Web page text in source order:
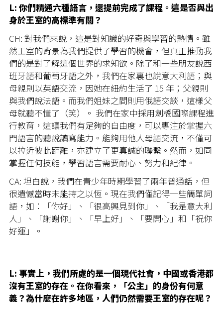
L: 你們精通六種語言，還提前完成了課程。這是否與出
身於王室的高標準有關？
CH: 對我們來說，這是對知識的好奇與學習的熱情。雖
然王室的背景為我們提供了學習的機會，但真正推動我
們的是對了解這個世界的求知欲。除了和一些朋友說西
班牙語和葡萄牙語之外，我們在家裏也說意大利語；與
母親則以英語交流，因她在紐約生活了 15 年；父親則
與我們說法語。而我們姐妹之間則用俄語交談，這樣父
母就聽不懂了（笑）。 我們在家中採用劍橋國際課程進
行教育，這讓我們有足夠的自由度，可以專注於掌握六
門語言的聽說讀寫能力。能夠用他人母語交流，不僅可
以拉近彼此距離，亦建立了更真誠的聯繫。然而，如同
掌握任何技能，學習語言需要耐心、努力和紀律。
CA: 坦白說，我們在青少年時期學習了兩年普通話，但
很遺憾當時未能持之以恆。現在我們僅記得一些簡單詞
語，如：「你好」、「很高興見到你」、「我是意大利
人」、「謝謝你」、「早上好」、「要開心」和「祝你
好運」。
L: 事實上，我們所處的是一個現代社會，中國或香港都
沒有王室的存在。在你看來，「公主」的身份有何意
義？為什麼在許多地區，人們仍然需要王室的存在呢？